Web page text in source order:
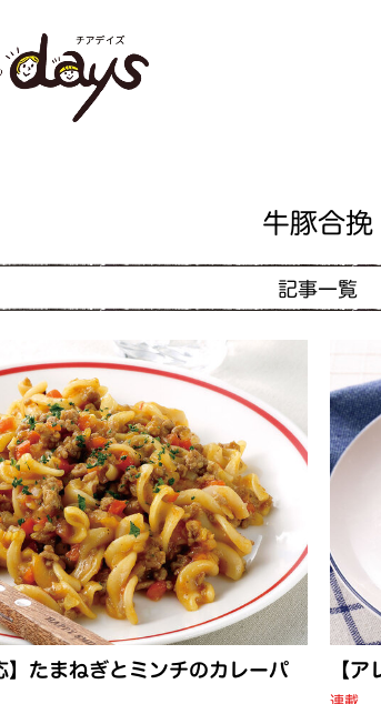
牛豚合挽
記事一覧
】たまねぎとミンチのカレーパ 【